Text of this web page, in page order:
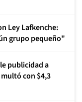
Ley Lafkenche:
grupo pequeño"
publicidad a
con $4,3